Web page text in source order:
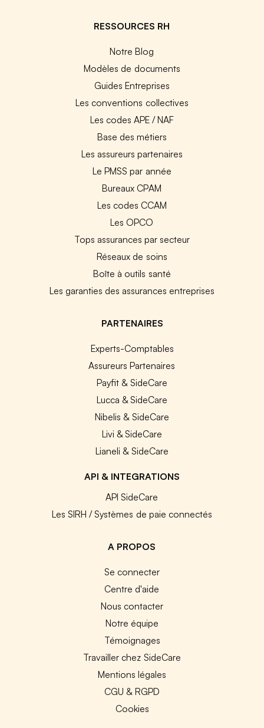
RESSOURCES RH
Notre Blog
Modèles de documents
Guides Entreprises
Les conventions collectives
Les codes APE / NAF
Base des métiers
Les assureurs partenaires
Le PMSS par année
Bureaux CPAM
Les codes CCAM
Les OPCO
Tops assurances par secteur
Réseaux de soins
Boîte à outils santé
Les garanties des assurances entreprises
PARTENAIRES
Experts-Comptables
Assureurs Partenaires
Payfit & SideCare
Lucca & SideCare
Nibelis & SideCare
Livi & SideCare
Lianeli & SideCare
API & INTEGRATIONS
API SideCare
Les SIRH / Systèmes de paie connectés
A PROPOS
Se connecter
Centre d'aide
Nous contacter
Notre équipe
Témoignages
Travailler chez SideCare
Mentions légales
CGU & RGPD
Cookies